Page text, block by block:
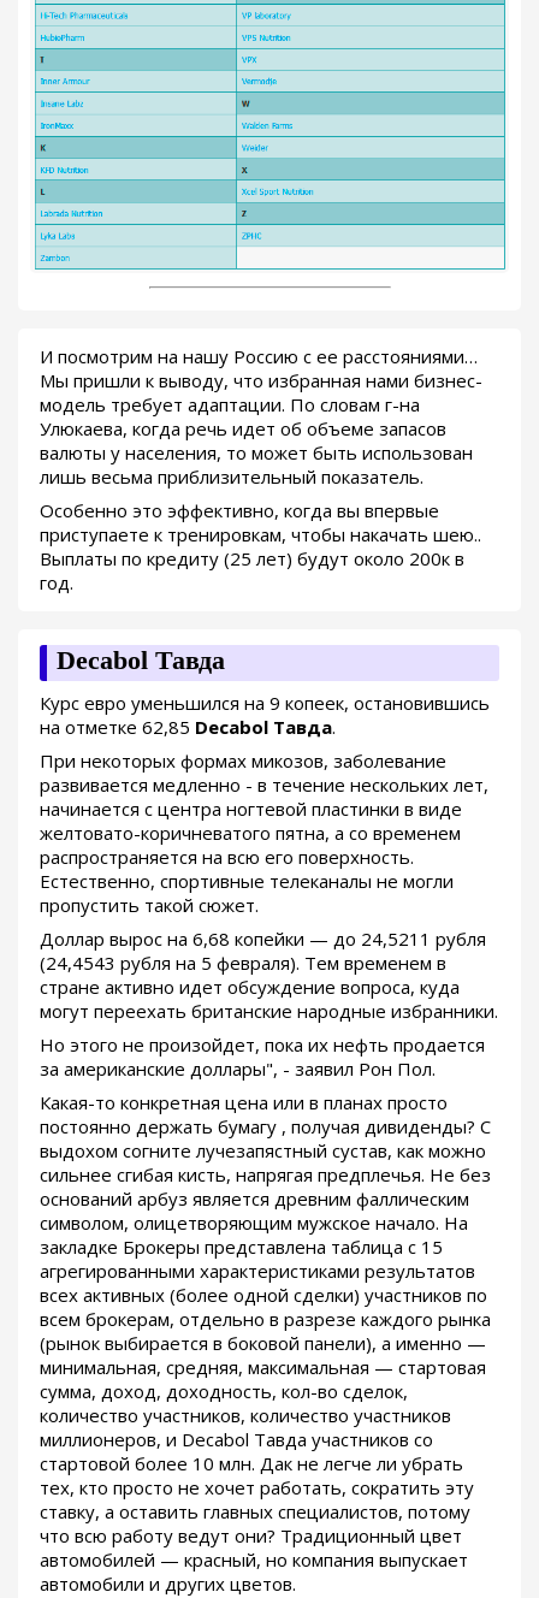
И посмотрим на нашу Россию с ее расстояниями…
Мы пришли к выводу, что избранная нами бизнес-
модель требует адаптации. По словам г-на
Улюкаева, когда речь идет об объеме запасов
валюты у населения, то может быть использован
лишь весьма приблизительный показатель.
Особенно это эффективно, когда вы впервые
приступаете к тренировкам, чтобы накачать шею..
Выплаты по кредиту (25 лет) будут около 200к в
год.
Decabol Тавда
Курс евро уменьшился на 9 копеек, остановившись
на отметке 62,85 Decabol Тавда.
При некоторых формах микозов, заболевание
развивается медленно - в течение нескольких лет,
начинается с центра ногтевой пластинки в виде
желтовато-коричневатого пятна, а со временем
распространяется на всю его поверхность.
Естественно, спортивные телеканалы не могли
пропустить такой сюжет.
Доллар вырос на 6,68 копейки — до 24,5211 рубля
(24,4543 рубля на 5 февраля). Тем временем в
стране активно идет обсуждение вопроса, куда
могут переехать британские народные избранники.
Но этого не произойдет, пока их нефть продается
за американские доллары", - заявил Рон Пол.
Какая-то конкретная цена или в планах просто
постоянно держать бумагу , получая дивиденды? С
выдохом согните лучезапястный сустав, как можно
сильнее сгибая кисть, напрягая предплечья. Не без
оснований арбуз является древним фаллическим
символом, олицетворяющим мужское начало. На
закладке Брокеры представлена таблица с 15
агрегированными характеристиками результатов
всех активных (более одной сделки) участников по
всем брокерам, отдельно в разрезе каждого рынка
(рынок выбирается в боковой панели), а именно —
минимальная, средняя, максимальная — стартовая
сумма, доход, доходность, кол-во сделок,
количество участников, количество участников
миллионеров, и Decabol Тавда участников со
стартовой более 10 млн. Дак не легче ли убрать
тех, кто просто не хочет работать, сократить эту
ставку, а оставить главных специалистов, потому
что всю работу ведут они? Традиционный цвет
автомобилей — красный, но компания выпускает
автомобили и других цветов.